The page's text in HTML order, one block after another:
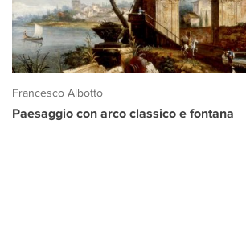
Francesco Albotto
Paesaggio con arco classico e fontana